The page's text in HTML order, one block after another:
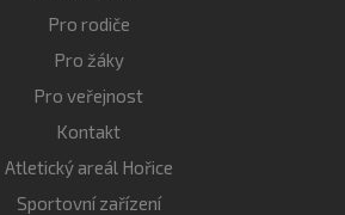
Pro rodiče
Pro žáky
Pro veřejnost
Kontakt
Atletický areál Hořice
Sportovní zařízení